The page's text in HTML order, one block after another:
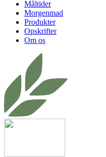
Måltider
Morgenmad
Produkter
Opskrifter
Om os